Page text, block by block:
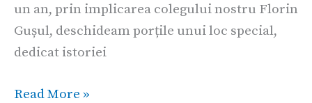
un an, prin implicarea colegului nostru Florin
Gușul, deschideam porțile unui loc special,
dedicat istoriei
Read More »